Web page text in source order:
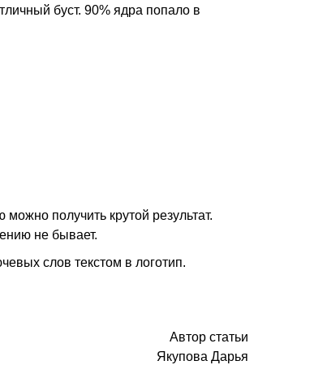
буст. 90% ядра попало в
получить крутой результат.
не бывает.
слов текстом в логотип.
Автор статьи
Якупова Дарья